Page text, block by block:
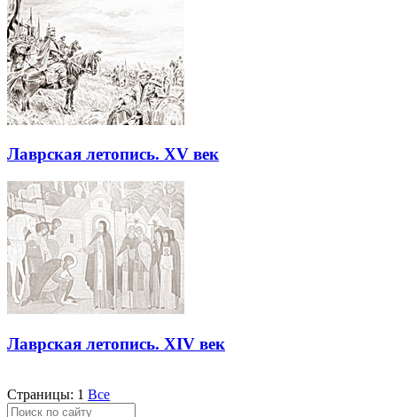
Лаврская летопись. XV век
Лаврская летопись. XIV век
Страницы: 1 Все